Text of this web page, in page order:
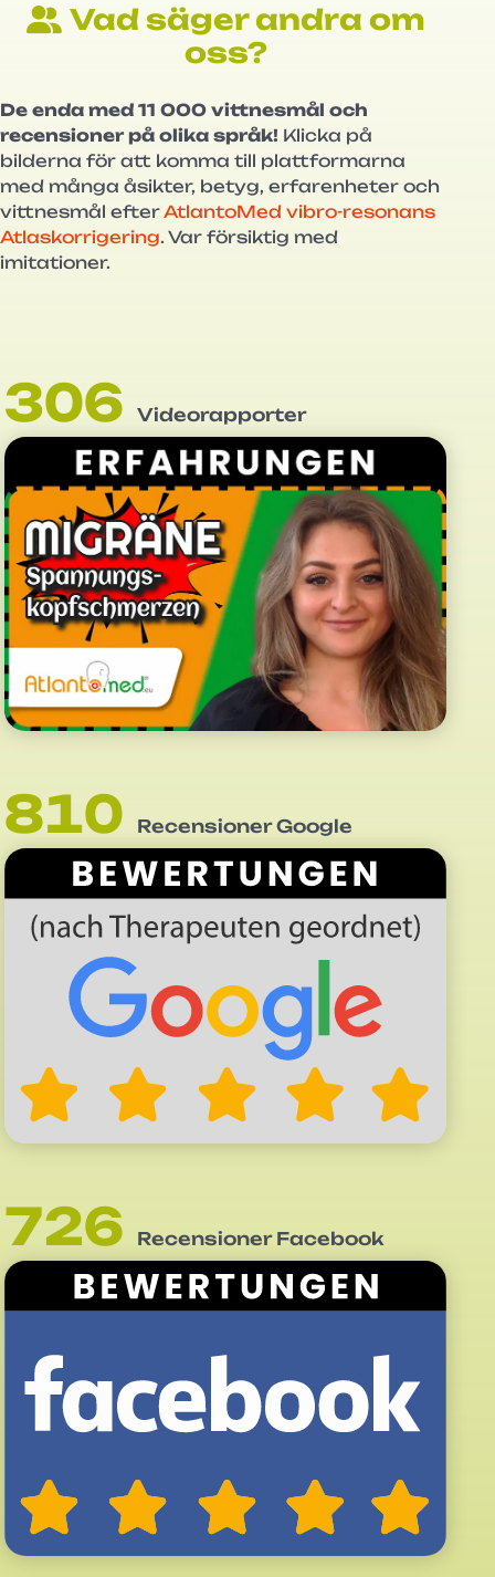
Vad säger andra om
oss?
De enda med 11 000 vittnesmål och
recensioner på olika språk! Klicka på
bilderna för att komma till plattformarna
med många åsikter, betyg, erfarenheter och
vittnesmål efterAtlantoMed vibro-resonans
Atlaskorrigering. Var försiktig med
imitationer.
306 Videorapporter
810 Recensioner Google
726 Recensioner Facebook